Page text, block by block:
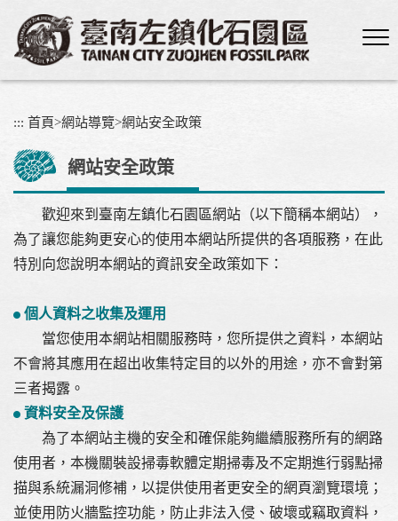
內
::: 首頁>網站導覽>網站安全政策
網站安全政策
歡迎來到臺南左鎮化石園區網站（以下簡稱本網站），
為了讓您能夠更安心的使用本網站所提供的各項服務，在此
特別向您說明本網站的資訊安全政策如下：
個人資料之收集及運用
當您使用本網站相關服務時，您所提供之資料，本網站
不會將其應用在超出收集特定目的以外的用途，亦不會對第
三者揭露。
資料安全及保護
為了本網站主機的安全和確保能夠繼續服務所有的網路
使用者，本機關裝設掃毒軟體定期掃毒及不定期進行弱點掃
描與系統漏洞修補，以提供使用者更安全的網頁瀏覽環境；
並使用防火牆監控功能，防止非法入侵、破壞或竊取資料，